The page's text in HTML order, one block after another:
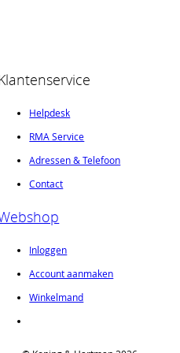
Helpdesk
RMA Service
Adressen & Telefoon
Contact
Inloggen
Account aanmaken
Winkelmand